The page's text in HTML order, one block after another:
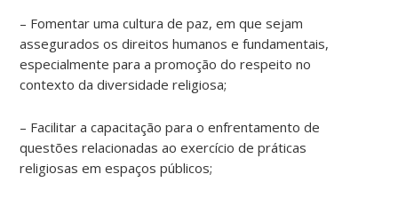
– Fomentar uma cultura de paz, em que sejam
assegurados os direitos humanos e fundamentais,
especialmente para a promoção do respeito no
contexto da diversidade religiosa;
– Facilitar a capacitação para o enfrentamento de
questões relacionadas ao exercício de práticas
religiosas em espaços públicos;